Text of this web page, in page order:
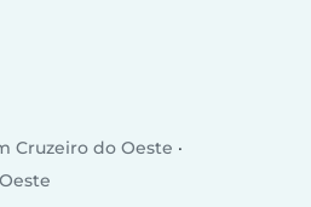
Cruzeiro do Oeste